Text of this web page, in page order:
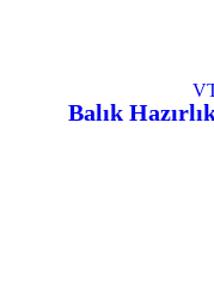
Balık